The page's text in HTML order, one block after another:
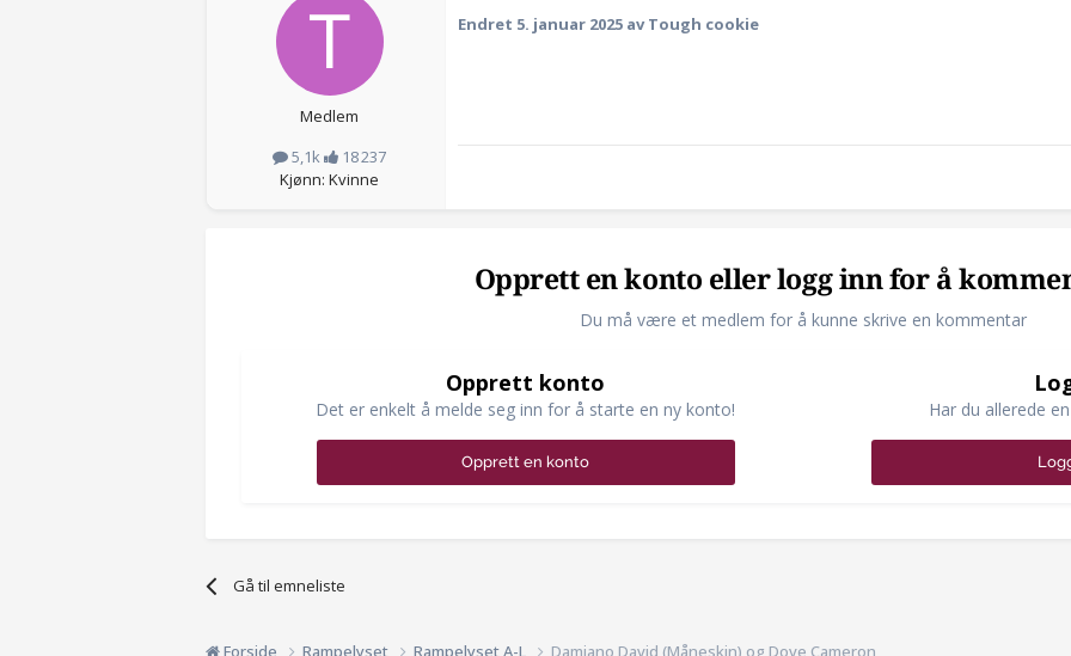
Medlem
5,1k
18 237
Kjønn: Kvinne
Endret 5. januar 2025 av Tough cookie
Opprett en konto eller logg inn for å
Du må være et medlem for å kunne skrive en kommentar
Opprett konto
Det er enkelt å melde seg inn for å starte en ny konto!
Opprett en konto
Har du allerede
Gå til emneliste
Forside Rampelyset Rampelyset A-L Damiano David (Måneskin) og Dove Cameron